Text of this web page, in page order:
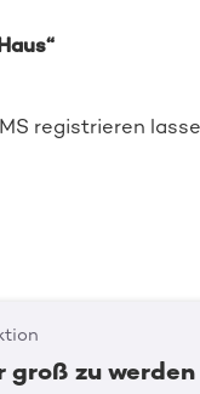
registrieren
groß zu werden